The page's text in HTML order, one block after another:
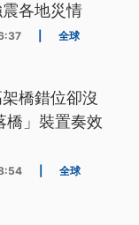
各地災情
全球
橋錯位卻沒
橋」裝置奏效
全球